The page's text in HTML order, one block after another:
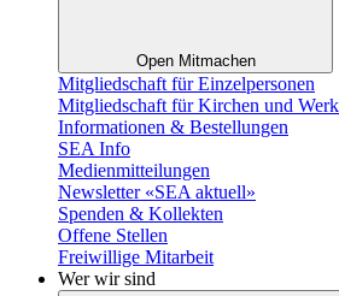
Open Mitmachen
Mitgliedschaft für Einzelpersonen
Mitgliedschaft für Kirchen und
Informationen & Bestellungen
SEA Info
Medienmitteilungen
Newsletter «SEA aktuell»
Spenden & Kollekten
Offene Stellen
Freiwillige Mitarbeit
Wer wir sind